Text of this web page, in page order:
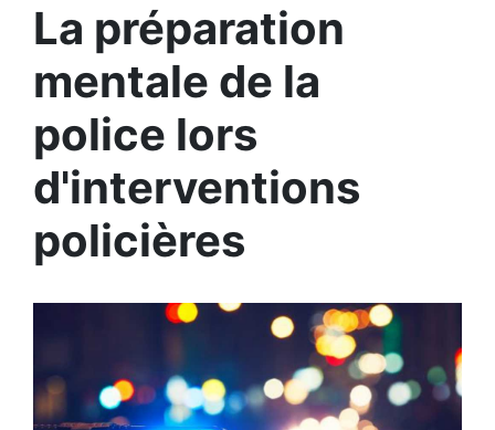
La préparation
mentale de la
police lors
d'interventions
policières